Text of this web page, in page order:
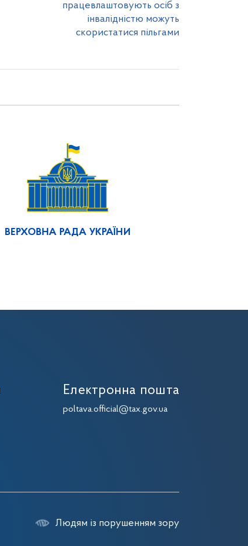
працевлаштовують осіб з
інвалідністю можуть
скористатися пільгами
ВЕРХОВНА РАДА УКРАЇНИ
Електронна пошта
poltava.official@tax.gov.ua
Людям із порушенням зору